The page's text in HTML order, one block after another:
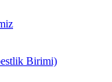
Birimi)